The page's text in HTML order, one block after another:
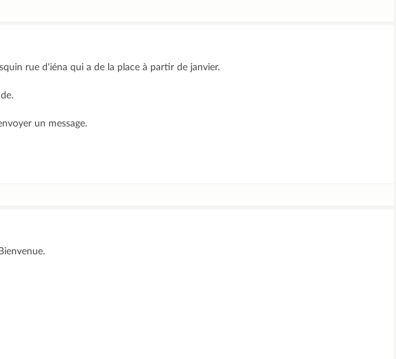
rue d'iéna qui a de la place à partir de janvier.
un message.